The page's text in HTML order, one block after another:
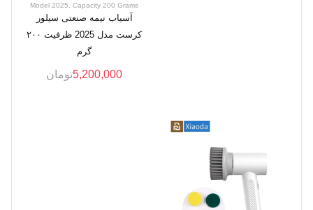
Model 2025, Capacity 200 Grams
آسیاب نیمه صنعتی سیلور
کرست مدل 2025 ظرفیت ۲۰۰
گرم
5,200,000تومان